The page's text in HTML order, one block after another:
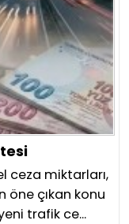
ceza miktarları,
öne çıkan konu
trafik ce...